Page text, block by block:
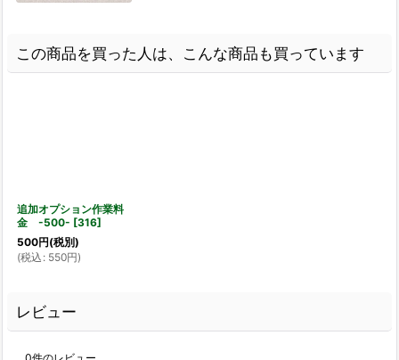
この商品を買った人は、こんな商品も買っています
追加オプション作業料
金 -500- [316]
500円(税別)
(税込 : 550円)
レビュー